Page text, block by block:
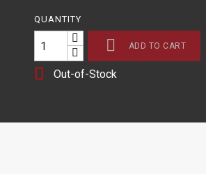
QUANTITY
 ADD TO CART
 Out-of-Stock